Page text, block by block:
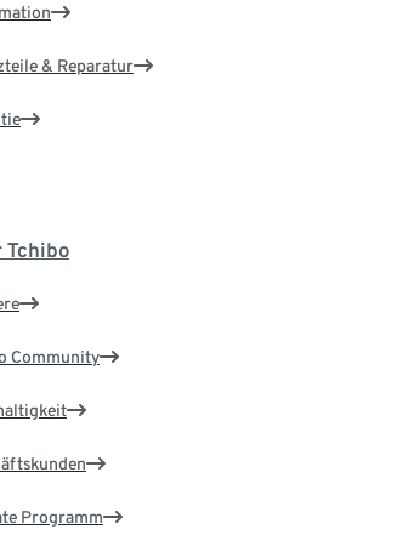
& Reparatur
Tchibo
Community
Programm